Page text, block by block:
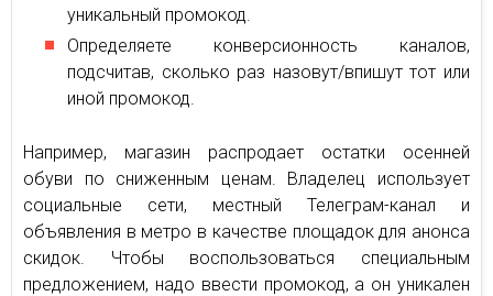
уникальный промокод.
Определяете конверсионность каналов,
подсчитав, сколько раз назовут/впишут тот или
иной промокод.
Например, магазин распродает остатки осенней
обуви по сниженным ценам. Владелец использует
социальные сети, местный Телеграм-канал и
объявления в метро в качестве площадок для анонса
скидок. Чтобы воспользоваться специальным
предложением, надо ввести промокод, а он уникален